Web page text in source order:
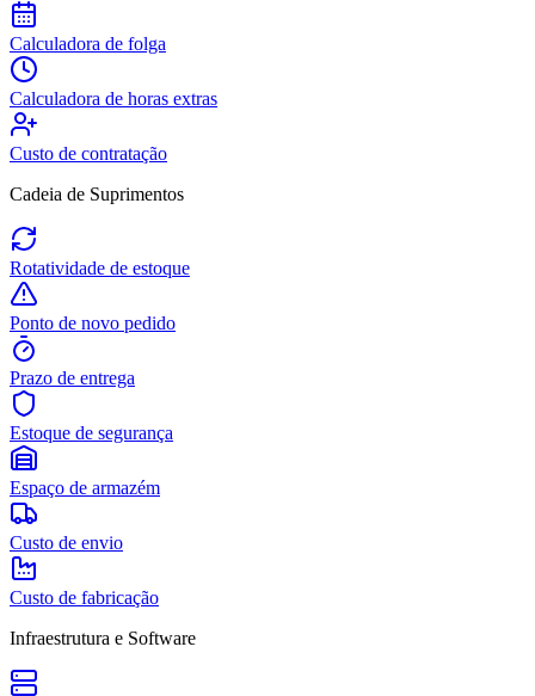
Calculadora de folga
Calculadora de horas extras
Custo de contratação
Cadeia de Suprimentos
Rotatividade de estoque
Ponto de novo pedido
Prazo de entrega
Estoque de segurança
Espaço de armazém
Custo de envio
Custo de fabricação
Infraestrutura e Software